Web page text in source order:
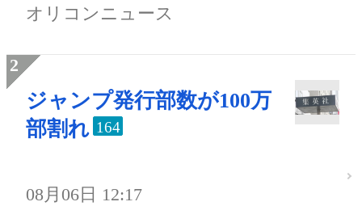
オリコンニュース
ジャンプ発行部数が100万
部割れ 164
08月06日 12:17